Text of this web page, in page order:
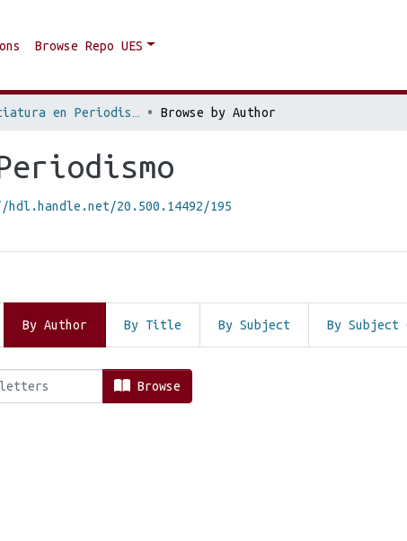
Browse Repo UES
Licenciatura en Periodismo Browse by Author
20.500.14492/195
By Author By Title By Subject By Subject
Periodismo by Author "Acevedo
Browse